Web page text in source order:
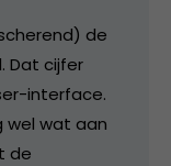
de
Dat cijfer
interface.
wel wat aan
de